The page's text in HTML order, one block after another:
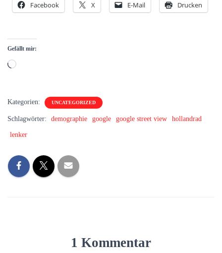
Facebook X E-Mail Drucken
Gefällt mir:
Wird
Kategorien: UNCATEGORIZED
Schlagwörter: demographie google google street view hollandrad
lenker
1 Kommentar